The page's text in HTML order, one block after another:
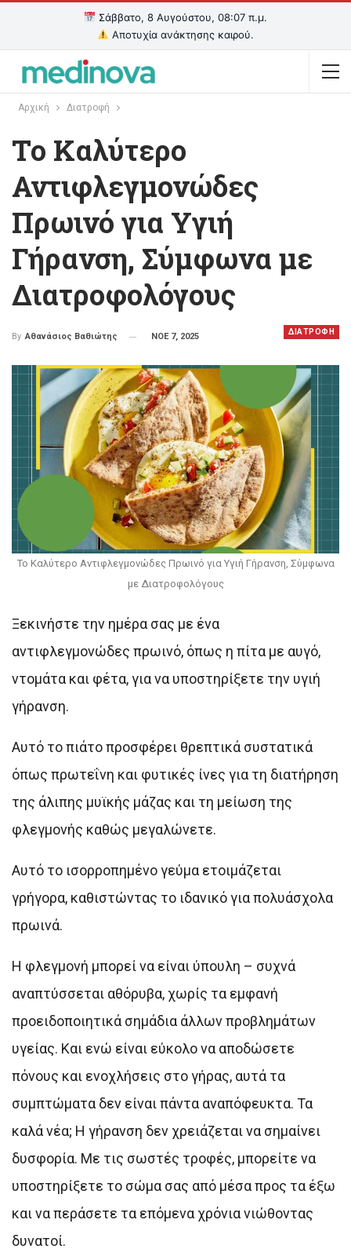
Σάββατο, 8 Αυγούστου, 08:07 π.μ.
Αποτυχία ανάκτησης καιρού.
Αρχική Διατροφή
Το Καλύτερο
Αντιφλεγμονώδες
Πρωινό για Υγιή
Γήρανση, Σύμφωνα με
Διατροφολόγους
ΔΙΑΤΡΟΦΗ
By Αθανάσιος Βαθιώτης ΝΟΕ 7, 2025
Το Καλύτερο Αντιφλεγμονώδες Πρωινό για Υγιή Γήρανση, Σύμφωνα
με Διατροφολόγους
Ξεκινήστε την ημέρα σας με ένα
αντιφλεγμονώδες πρωινό, όπως η πίτα με αυγό,
ντομάτα και φέτα, για να υποστηρίξετε την υγιή
γήρανση.
Αυτό το πιάτο προσφέρει θρεπτικά συστατικά
όπως πρωτεΐνη και φυτικές ίνες για τη διατήρηση
της άλιπης μυϊκής μάζας και τη μείωση της
φλεγμονής καθώς μεγαλώνετε.
Αυτό το ισορροπημένο γεύμα ετοιμάζεται
γρήγορα, καθιστώντας το ιδανικό για πολυάσχολα
πρωινά.
Η φλεγμονή μπορεί να είναι ύπουλη – συχνά
αναπτύσσεται αθόρυβα, χωρίς τα εμφανή
προειδοποιητικά σημάδια άλλων προβλημάτων
υγείας. Και ενώ είναι εύκολο να αποδώσετε
πόνους και ενοχλήσεις στο γήρας, αυτά τα
συμπτώματα δεν είναι πάντα αναπόφευκτα. Τα
καλά νέα; Η γήρανση δεν χρειάζεται να σημαίνει
δυσφορία. Με τις σωστές τροφές, μπορείτε να
υποστηρίξετε το σώμα σας από μέσα προς τα έξω
και να περάσετε τα επόμενα χρόνια νιώθοντας
δυνατοί.